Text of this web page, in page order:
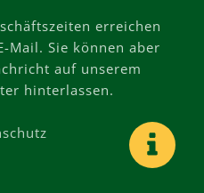
erreichen
Mail. Sie können aber
auf unserem
hinterlassen.